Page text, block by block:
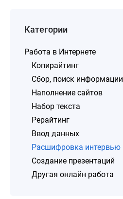
Категории
Работа в Интернете
Копирайтинг
Сбор, поиск информации
Наполнение сайтов
Набор текста
Рерайтинг
Ввод данных
Расшифровка интервью
Создание презентаций
Другая онлайн работа